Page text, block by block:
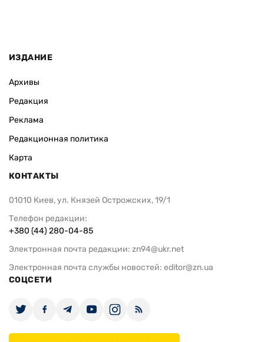
ИЗДАНИЕ
Архивы
Редакция
Реклама
Редакционная политика
Карта
КОНТАКТЫ
01010 Киев, ул. Князей Острожских, 19/1
Телефон редакции:
+380 (44) 280-04-85
Электронная почта редакции: zn94@ukr.net
Электронная почта службы новостей: editor@zn.ua
СОЦСЕТИ